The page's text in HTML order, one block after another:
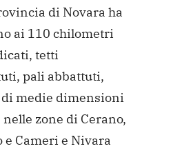
di Novara ha
ai 110 chilometri
tetti
pali abbattuti,
medie dimensioni
zone di Cerano,
e Cameri e Nivara